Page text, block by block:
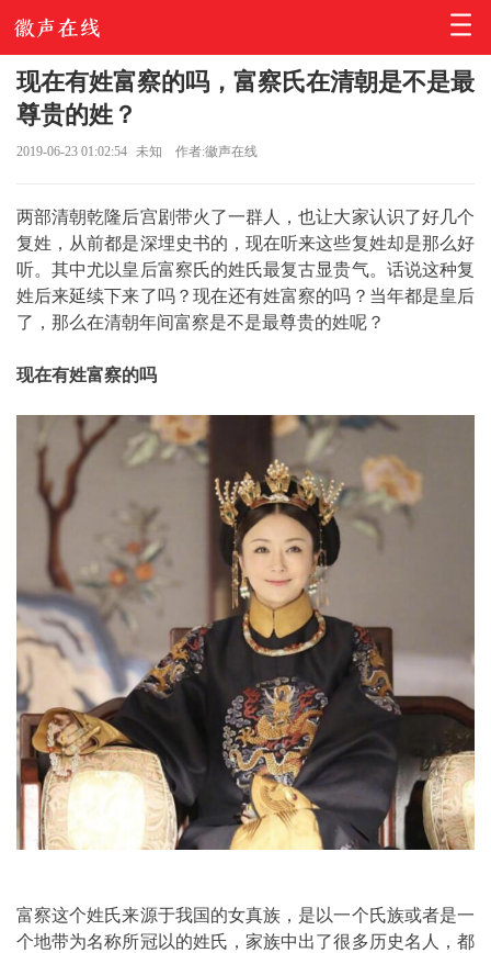
现在有姓富察的吗，富察氏在清朝是不是最
尊贵的姓？
2019-06-23 01:02:54 未知 作者:徽声在线
两部清朝乾隆后宫剧带火了一群人，也让大家认识了好几个
复姓，从前都是深埋史书的，现在听来这些复姓却是那么好
听。其中尤以皇后富察氏的姓氏最复古显贵气。话说这种复
姓后来延续下来了吗？现在还有姓富察的吗？当年都是皇后
了，那么在清朝年间富察是不是最尊贵的姓呢？
现在有姓富察的吗
富察这个姓氏来源于我国的女真族，是以一个氏族或者是一
个地带为名称所冠以的姓氏，家族中出了很多历史名人，都